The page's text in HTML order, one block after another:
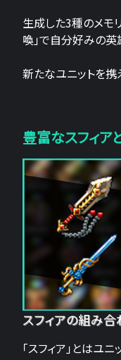
生成した3種のメモ
喚」で自分好みの英
新たなユニットを携
豊富なスフィア
スフィアの組み
「スフィア」とはユ